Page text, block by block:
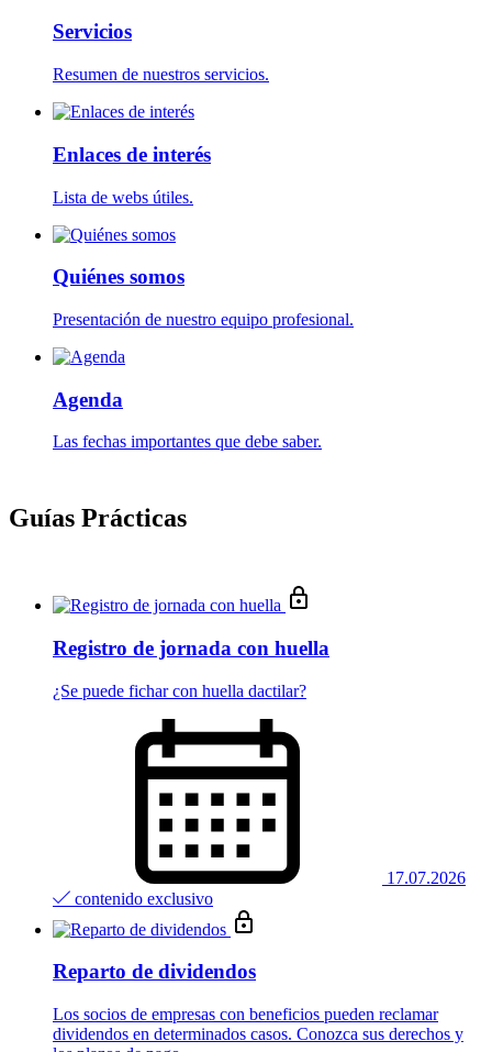
Servicios
Resumen de nuestros servicios.
Enlaces de interés
Lista de webs útiles.
Quiénes somos
Presentación de nuestro equipo profesional.
Agenda
Las fechas importantes que debe saber.
Guías Prácticas
Registro de jornada con huella
¿Se puede fichar con huella dactilar?
17.07.2026
contenido exclusivo
Reparto de dividendos
Los socios de empresas con beneficios pueden reclamar
dividendos en determinados casos. Conozca sus derechos y